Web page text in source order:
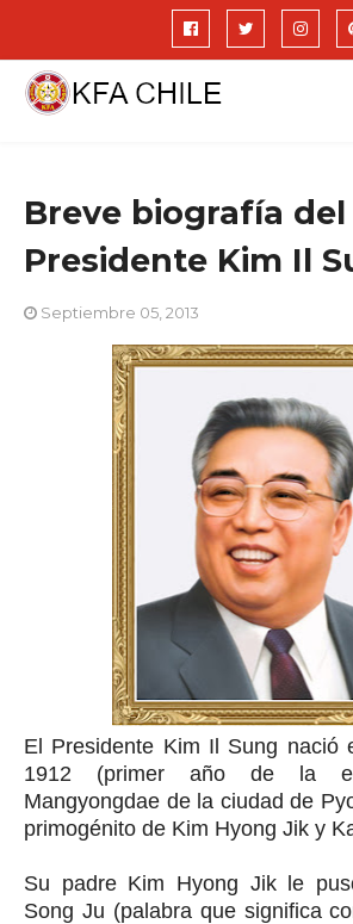
Breve biografía del
Presidente Kim Il
Septiembre 05, 2013
El Presidente Kim Il Sung nació
1912 (primer año de la
Mangyongdae de la ciudad de
primogénito de Kim Hyong Jik y
Su padre Kim Hyong Jik le
Song Ju (palabra que significa